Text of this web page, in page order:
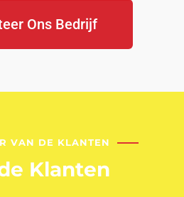
Ons Bedrijf
VAN DE KLANTEN
Klanten